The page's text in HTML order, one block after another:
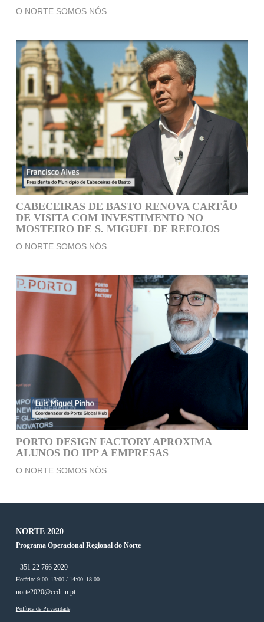
O NORTE SOMOS NÓS
CABECEIRAS DE BASTO RENOVA CARTÃO
DE VISITA COM INVESTIMENTO NO
MOSTEIRO DE S. MIGUEL DE REFOJOS
O NORTE SOMOS NÓS
PORTO DESIGN FACTORY APROXIMA
ALUNOS DO IPP A EMPRESAS
O NORTE SOMOS NÓS
NORTE 2020
Programa Operacional Regional do Norte
+351 22 766 2020
Horário: 9:00–13:00 / 14:00–18.00
norte2020@ccdr-n.pt
Política de Privacidade